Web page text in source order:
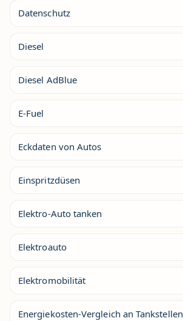
Datenschutz
Diesel
Diesel AdBlue
E-Fuel
Eckdaten von Autos
Einspritzdüsen
Elektro-Auto tanken
Elektroauto
Elektromobilität
Energiekosten-Vergleich an Tankstellen